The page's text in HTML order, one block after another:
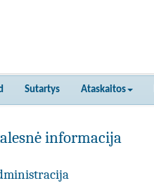
Sutartys Ataskaitos
informacija